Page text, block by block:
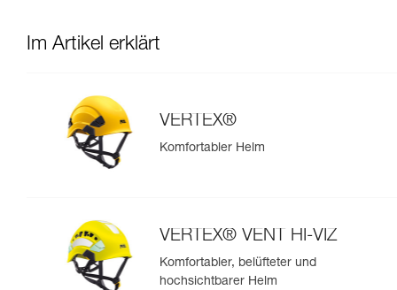
Im Artikel erklärt
VERTEX®
Komfortabler Helm
VERTEX® VENT HI-VIZ
Komfortabler, belüfteter und
hochsichtbarer Helm